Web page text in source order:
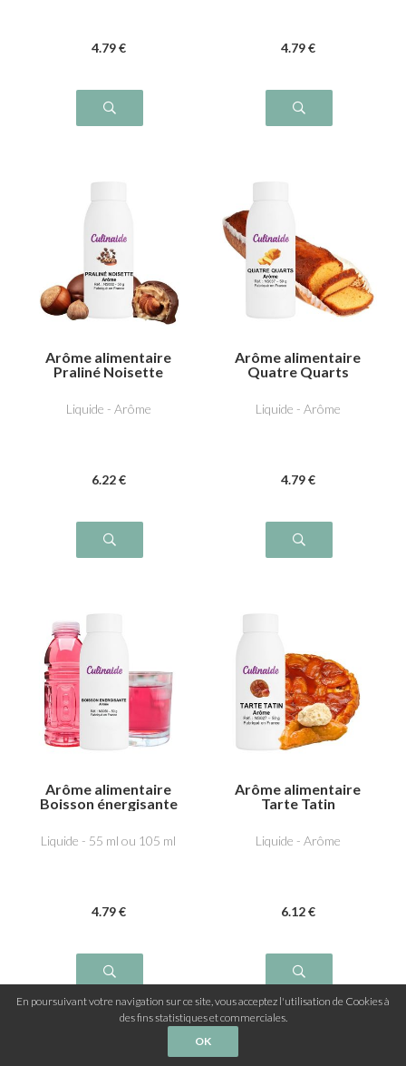
4.79 € 4.79 €
Arôme alimentaire
Praliné Noisette
Liquide - Arôme
6.22 €
Arôme alimentaire
Quatre Quarts
Liquide - Arôme
4.79 €
Arôme alimentaire
Boisson énergisante
Liquide - 55 ml ou 105 ml
4.79 €
Arôme alimentaire
Tarte Tatin
Liquide - Arôme
6.12 €
En poursuivant votre navigation sur ce site, vous acceptez l'utilisation de Cookies à
des fins statistiques et commerciales.
OK